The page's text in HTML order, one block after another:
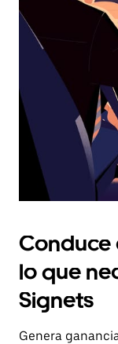
el
botón
escape
el
calendario.
Conduce
lo que
Signets
Genera